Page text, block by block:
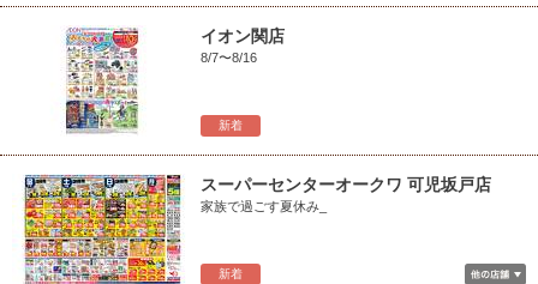
新着
イオン関店
8/7〜8/16
新着
スーパーセンターオークワ 可児坂戸店
家族で過ごす夏休み_